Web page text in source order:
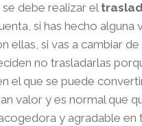
debe realizar el
si has hecho alguna
si vas a cambiar de
no trasladarlas
el que se puede
valor y es normal que
y agradable en